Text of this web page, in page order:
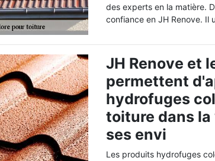
des experts en la matière.
confiance en JH Renove. Il
JH Renove et
permettent
hydrofuges
toiture dans la
ses envi
Les produits hydrofuges